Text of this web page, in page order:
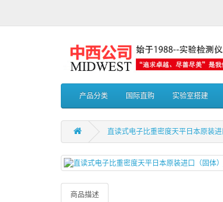
产品分类 国际直购 实验室搭建
直读式电子比重密度天平日本原装
商品描述